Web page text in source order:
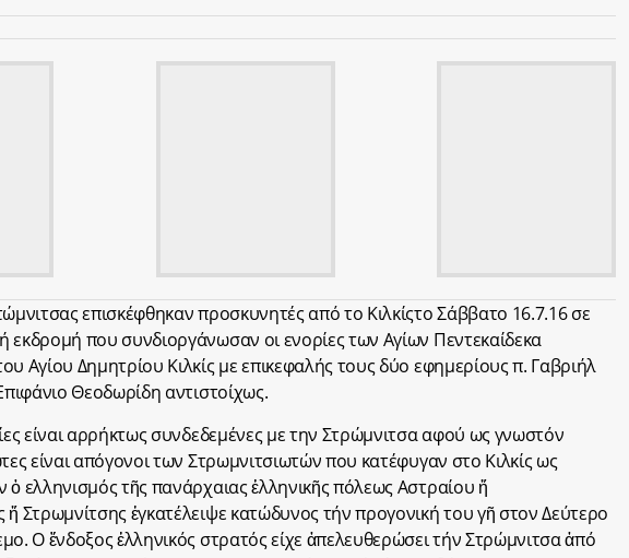
επισκέφθηκαν προσκυνητές από το Κιλκίςτο Σάββατο 16.7.16 σε
εκδρομή που συνδιοργάνωσαν οι ενορίες των Αγίων Πεντεκαίδεκα
Αγίου Δημητρίου Κιλκίς με επικεφαλής τους δύο εφημερίους π. Γαβριήλ
Θεοδωρίδη αντιστοίχως.
είναι αρρήκτως συνδεδεμένες με την Στρώμνιτσα αφού ως γνωστόν
είναι απόγονοι των Στρωμνιτσιωτών που κατέφυγαν στο Κιλκίς ως
ελληνισμός τῆς πανάρχαιας ἑλληνικῆς πόλεως Αστραίου ἤ
ἤ Στρωμνίτσης ἐγκατέλειψε κατώδυνος τήν προγονική του γῆ στον Δεύτερο
Ο ἔνδοξος ἑλληνικός στρατός είχε ἀπελευθερώσει τήν Στρώμνιτσα ἀπό